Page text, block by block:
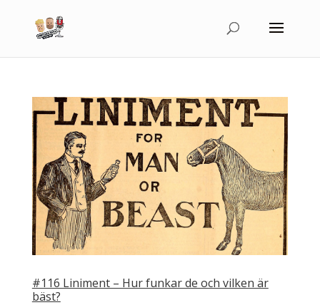
#116 Liniment – Hur funkar de och vilken är
bäst?